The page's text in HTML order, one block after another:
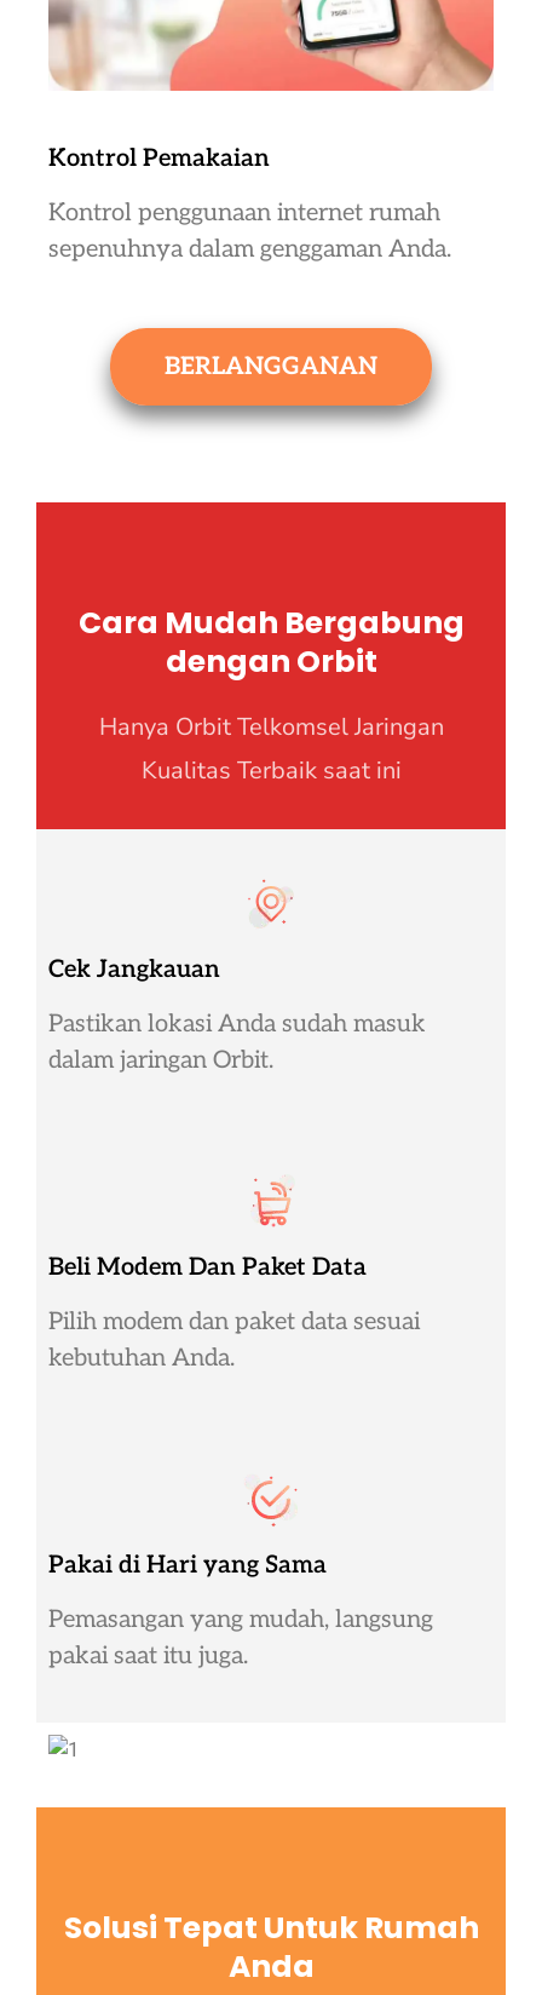
Kontrol Pemakaian
Kontrol penggunaan internet rumah
sepenuhnya dalam genggaman Anda.
BERLANGGANAN
Cara Mudah Bergabung
dengan Orbit
Hanya Orbit Telkomsel Jaringan
Kualitas Terbaik saat ini
Cek Jangkauan
Pastikan lokasi Anda sudah masuk
dalam jaringan Orbit.
Beli Modem Dan Paket Data
Pilih modem dan paket data sesuai
kebutuhan Anda.
Pakai di Hari yang Sama
Pemasangan yang mudah, langsung
pakai saat itu juga.
Solusi Tepat Untuk Rumah
Anda